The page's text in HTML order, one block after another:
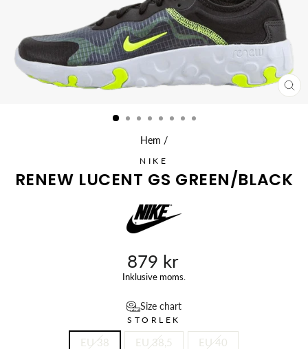
Hem /
NIKE
RENEW LUCENT GS GREEN/BLACK
879 kr
Ursprungligt
Inklusive moms.
Size chart
STORLEK
EU 38 EU 38,5 EU 40